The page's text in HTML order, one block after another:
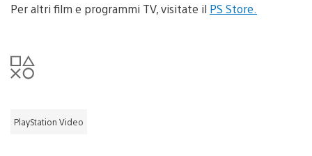
Per altri film e programmi TV, visitate il PS Store.
PlayStation Video